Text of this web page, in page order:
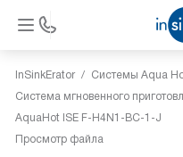
InSinkErator
Системы Aqua
Система мгновенного
AquaHot ISE F-H4N1-BC-1-J
Просмотр файла